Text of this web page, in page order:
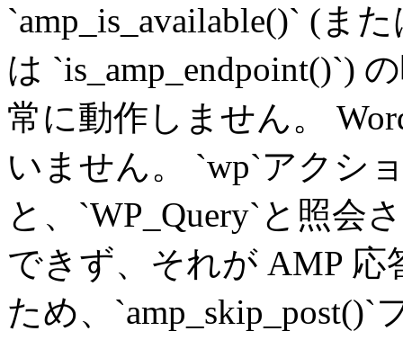
`amp_is_available()` (ま
は `is_amp_endpoint()`)
常に動作しません。
いません。 `wp`アクシ
と、`WP_Query`と照会
できず、それが AMP
ため、